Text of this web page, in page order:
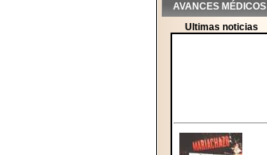
AVANCES MÉDICOS
Ultimas noticias